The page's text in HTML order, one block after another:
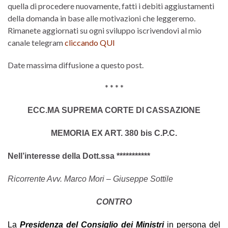
quella di procedere nuovamente, fatti i debiti aggiustamenti
della domanda in base alle motivazioni che leggeremo.
Rimanete aggiornati su ogni sviluppo iscrivendovi al mio
canale telegramcliccando QUI
Date massima diffusione a questo post.
* * * *
ECC.MA SUPREMA CORTE DI CASSAZIONE
MEMORIA EX ART. 380 bis C.P.C.
Nell’interesse della Dott.ssa ***********
Ricorrente Avv. Marco Mori – Giuseppe Sottile
CONTRO
La Presidenza del Consiglio dei Ministriin persona del